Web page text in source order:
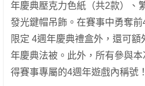
年慶典壓克力色紙（共2款）、
發光鍵帽吊飾。在賽事中勇奪
限定 4週年慶典禮盒外，還可
年慶典法被。此外，所有參與
得賽事專屬的4週年遊戲內稱號！